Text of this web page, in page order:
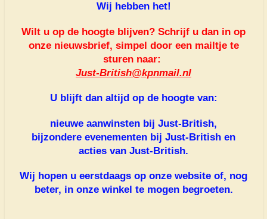
Wij hebben het!
Wilt u op de hoogte blijven? Schrijf u dan in op
onze nieuwsbrief, simpel door een mailtje te
sturen naar:
Just-British@kpnmail.nl
U blijft dan altijd op de hoogte van:
nieuwe aanwinsten bij Just-British,
bijzondere evenementen bij Just-British en
acties van Just-British.
Wij hopen u eerstdaags op onze website of, nog
beter, in onze winkel te mogen begroeten.